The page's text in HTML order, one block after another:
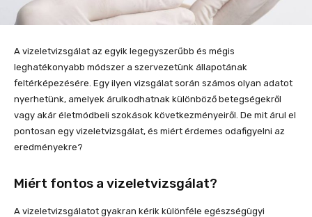
A vizeletvizsgálat az egyik legegyszerűbb és mégis
leghatékonyabb módszer a szervezetünk állapotának
feltérképezésére. Egy ilyen vizsgálat során számos olyan adatot
nyerhetünk, amelyek árulkodhatnak különböző betegségekről
vagy akár életmódbeli szokások következményeiről. De mit árul el
pontosan egy vizeletvizsgálat, és miért érdemes odafigyelni az
eredményekre?
Miért fontos a vizeletvizsgálat?
A vizeletvizsgálatot gyakran kérik különféle egészségügyi